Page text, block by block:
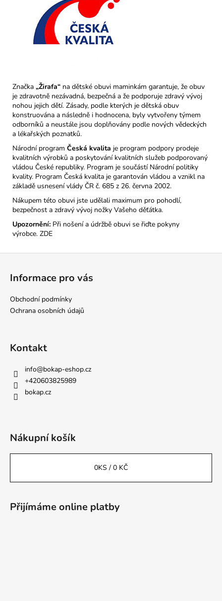
Značka „Žirafa“ na dětské obuvi maminkám garantuje, že obuv
je zdravotně nezávadná, bezpečná a že podporuje zdravý vývoj
nohou jejich dětí. Zásady, podle kterých je dětská obuv
konstruována a následně i hodnocena, byly vytvořeny týmem
odborníků a neustále jsou doplňovány podle nových vědeckých
a lékařských poznatků.
Národní program Česká kvalita je program podpory prodeje
kvalitních výrobků a poskytování kvalitních služeb podporovaný
vládou České republiky. Program je součástí Národní politiky
kvality. Program Česká kvalita je garantován vládou a vznikl na
základě usnesení vlády ČR č. 685 z 26. června 2002.
Nákupem této obuvi jste udělali maximum pro pohodlí,
bezpečnost a zdravý vývoj nožky Vašeho děťátka.
Upozornění: Při nošení a údržbě obuvi se řiďte pokyny
výrobce. ZDE
Informace pro vás
Obchodní podmínky
Ochrana osobních údajů
Kontakt
info@bokap-eshop.cz
+420603825989
bokap.cz
Nákupní košík
0KS / 0 KČ
Přijímáme online platby